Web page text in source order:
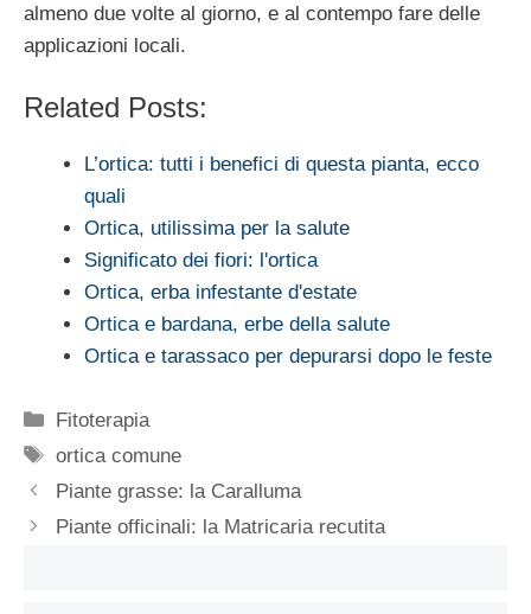
almeno due volte al giorno, e al contempo fare delle
applicazioni locali.
Related Posts:
L’ortica: tutti i benefici di questa pianta, ecco
quali
Ortica, utilissima per la salute
Significato dei fiori: l'ortica
Ortica, erba infestante d'estate
Ortica e bardana, erbe della salute
Ortica e tarassaco per depurarsi dopo le feste
Categorie
Fitoterapia
Tag
ortica comune
Piante grasse: la Caralluma
Piante officinali: la Matricaria recutita